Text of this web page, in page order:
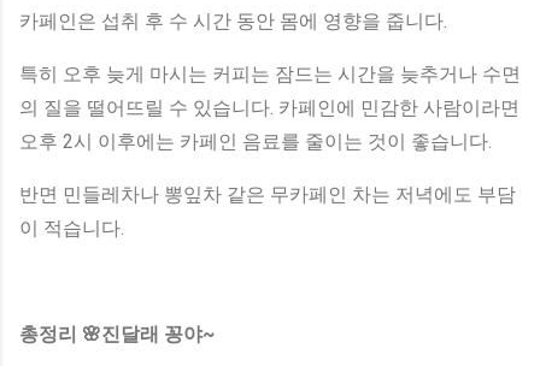
카페인은 섭취 후 수 시간 동안 몸에 영향을 줍니다.
특히 오후 늦게 마시는 커피는 잠드는 시간을 늦추거나 수면
의 질을 떨어뜨릴 수 있습니다. 카페인에 민감한 사람이라면
오후 2시 이후에는 카페인 음료를 줄이는 것이 좋습니다.
반면 민들레차나 뽕잎차 같은 무카페인 차는 저녁에도 부담
이 적습니다.
총정리 🌸진달래 꽁야~